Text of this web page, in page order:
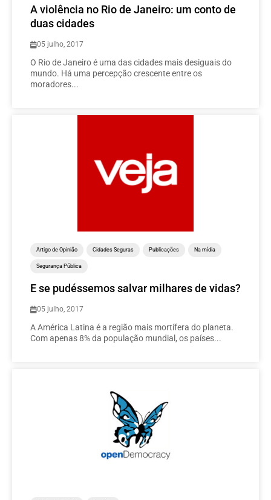
A violência no Rio de Janeiro: um conto de
duas cidades
05 julho, 2017
O Rio de Janeiro é uma das cidades mais desiguais do
mundo. Há uma percepção crescente entre os
moradores...
Artigo de Opinião Cidades Seguras Publicações Na mídia
Segurança Pública
E se pudéssemos salvar milhares de vidas?
05 julho, 2017
A América Latina é a região mais mortífera do planeta.
Com apenas 8% da população mundial, os países...